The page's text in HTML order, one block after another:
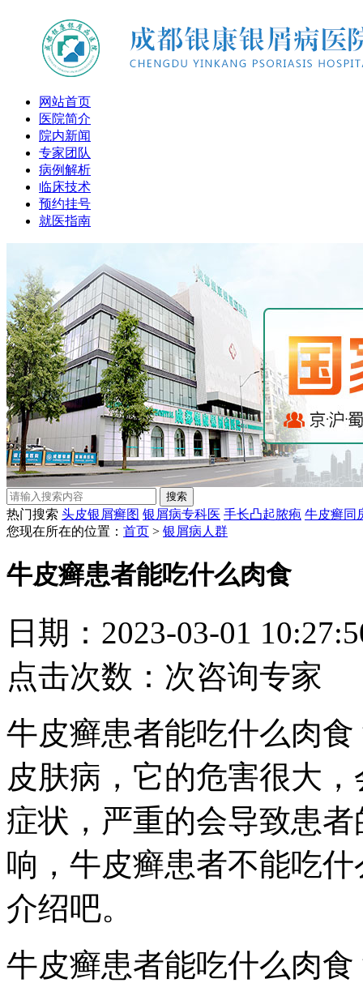
网站首页
医院简介
院内新闻
专家团队
病例解析
临床技术
预约挂号
就医指南
热门搜索 头皮银屑癣图 银屑病专科医 手长凸起脓疱 牛皮癣同
您现在所在的位置： 首页 > 银屑病人群
牛皮癣患者能吃什么肉食
日期：2023-03-01
点击次数： 次咨询专家
牛皮癣患者能吃什么肉
皮肤病，它的危害很大
症状，严重的会导致患
响，牛皮癣患者不能吃
介绍吧。
牛皮癣患者能吃什么肉